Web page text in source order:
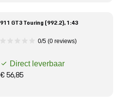
911 GT3 Touring (992.2), 1:43
0/5 (0 reviews)
Direct leverbaar
€ 56,85